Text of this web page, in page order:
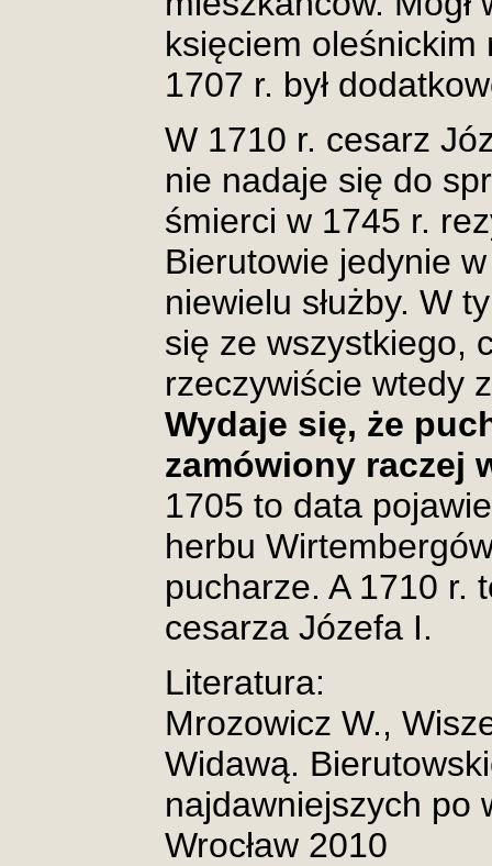
księciem
1707 r. był
W 1710 r. cesarz
nie nadaje się do
śmierci w 1745 r.
Bierutowie jedynie
niewielu służby. W
się ze wszystkiego,
rzeczywiście wtedy
Wydaje się, że
zamówiony raczej
1705 to data
herbu
pucharze. A 1710 r.
cesarza Józefa I.
Literatura:
Mrozowicz W.,
Widawą.
najdawniejszych po
Wrocław 2010